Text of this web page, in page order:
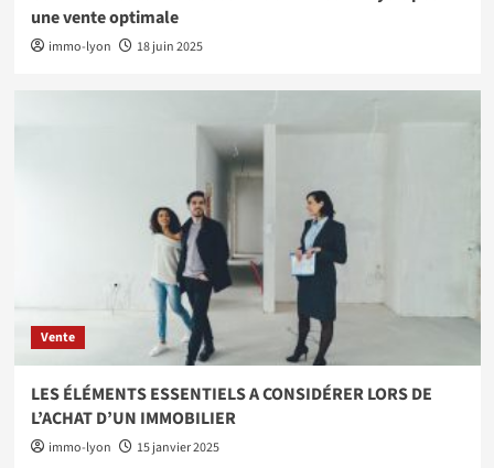
une vente optimale
immo-lyon 18 juin 2025
Vente
LES ÉLÉMENTS ESSENTIELS A CONSIDÉRER LORS DE
L’ACHAT D’UN IMMOBILIER
immo-lyon 15 janvier 2025